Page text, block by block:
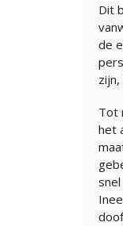
Dit
de
Tot
het
snel